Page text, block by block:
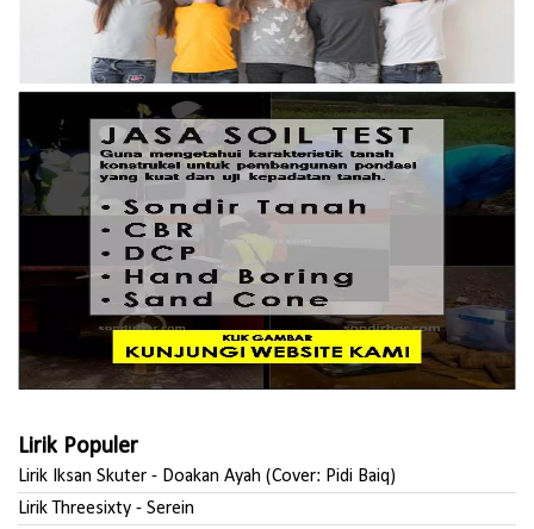
Lirik Populer
Lirik Iksan Skuter - Doakan Ayah (Cover: Pidi Baiq)
Lirik Threesixty - Serein